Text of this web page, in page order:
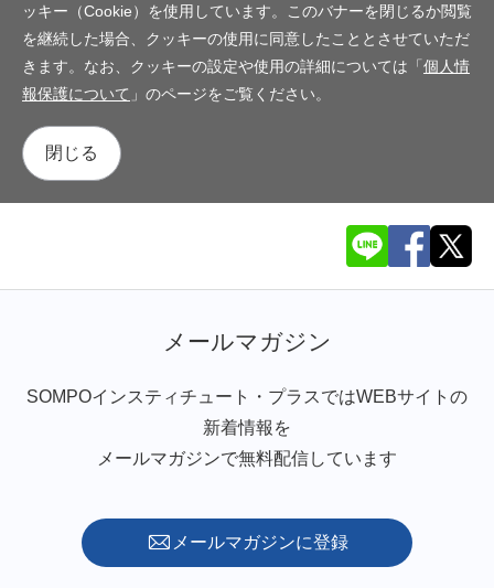
ッキー（Cookie）を使用しています。このバナーを閉じるか閲覧
を継続した場合、クッキーの使用に同意したこととさせていただ
きます。なお、クッキーの設定や使用の詳細については「個人情
報保護について 」のページをご覧ください。
閉じる
メールマガジン
SOMPOインスティチュート・プラスではWEBサイトの
新着情報を
メールマガジンで無料配信しています
メールマガジンに登録